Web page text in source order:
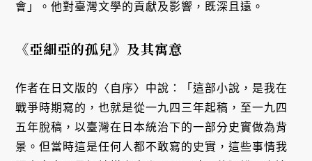
會」。他對臺灣文學的貢獻及影響，既深且遠。
《亞細亞的孤兒》及其寓意
作者在日文版的〈自序〉中說：「這部小說，是我在
戰爭時期寫的，也就是從一九四三年起稿，至一九四
五年脫稿，以臺灣在日本統治下的一部分史實做為背
景。但當時這是任何人都不敢寫的史實，這些事情我